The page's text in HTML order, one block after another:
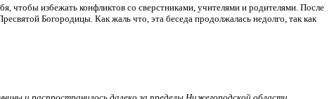
чтобы избежать конфликтов со сверстниками, учителями и родителями. После
Богородицы. Как жаль что, эта беседа продолжалась недолго, так как